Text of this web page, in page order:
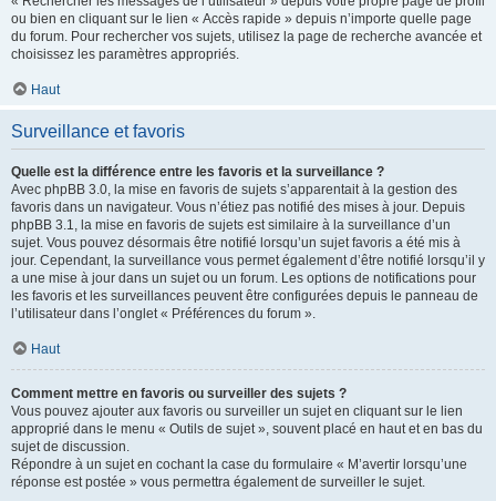
ou bien en cliquant sur le lien « Accès rapide » depuis n’importe quelle page
du forum. Pour rechercher vos sujets, utilisez la page de recherche avancée et
choisissez les paramètres appropriés.
Haut
Surveillance et favoris
Quelle est la différence entre les favoris et la surveillance ?
Avec phpBB 3.0, la mise en favoris de sujets s’apparentait à la gestion des
favoris dans un navigateur. Vous n’étiez pas notifié des mises à jour. Depuis
phpBB 3.1, la mise en favoris de sujets est similaire à la surveillance d’un
sujet. Vous pouvez désormais être notifié lorsqu’un sujet favoris a été mis à
jour. Cependant, la surveillance vous permet également d’être notifié lorsqu’il y
a une mise à jour dans un sujet ou un forum. Les options de notifications pour
les favoris et les surveillances peuvent être configurées depuis le panneau de
l’utilisateur dans l’onglet « Préférences du forum ».
Haut
Comment mettre en favoris ou surveiller des sujets ?
Vous pouvez ajouter aux favoris ou surveiller un sujet en cliquant sur le lien
approprié dans le menu « Outils de sujet », souvent placé en haut et en bas du
sujet de discussion.
Répondre à un sujet en cochant la case du formulaire « M’avertir lorsqu’une
réponse est postée » vous permettra également de surveiller le sujet.